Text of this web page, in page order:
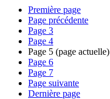
Première page
Page précédente
Page 3
Page 4
Page 5 (page actuelle)
Page 6
Page 7
Page suivante
Dernière page